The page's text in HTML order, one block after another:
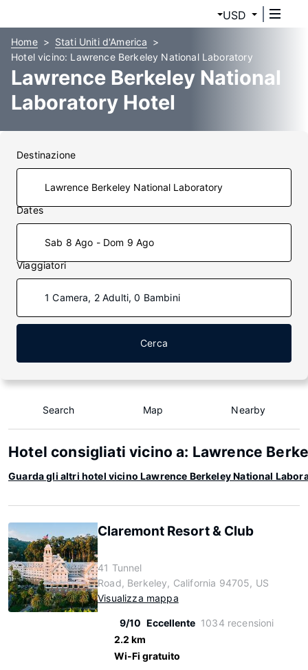
USD
Home
Stati Uniti d'America
Hotel vicino: Lawrence Berkeley National Laboratory
Lawrence Berkeley National
Laboratory Hotel
Destinazione
Dates
Sab 8 Ago - Dom 9 Ago
Viaggiatori
1 Camera, 2 Adulti, 0 Bambini
Cerca
Search Map Nearby
Hotel consigliati vicino a: Lawrence
Guarda gli altri hotel vicino Lawrence Berkeley National
Claremont Resort & Club
41 Tunnel
Road, Berkeley, California 94705, US
Visualizza mappa
9/10 Eccellente 1034 recensioni
2.2 km
Wi-Fi gratuito